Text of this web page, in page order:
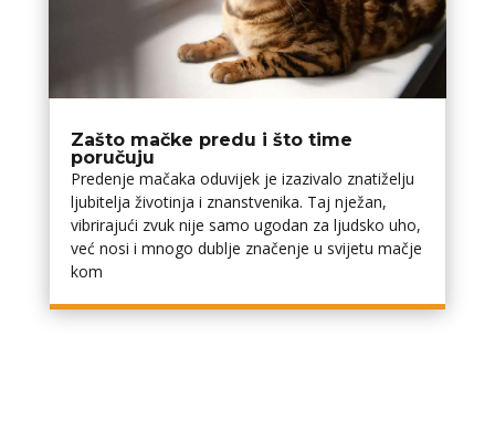
Zašto mačke predu i što time
poručuju
Predenje mačaka oduvijek je izazivalo znatiželju
ljubitelja životinja i znanstvenika. Taj nježan,
vibrirajući zvuk nije samo ugodan za ljudsko uho,
već nosi i mnogo dublje značenje u svijetu mačje
kom